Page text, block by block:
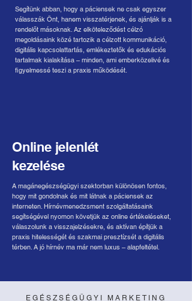
Segítünk abban, hogy a páciensek ne csak egyszer
válasszák Önt, hanem visszatérjenek, és ajánlják is a
rendelőt másoknak. Az elköteleződést célzó
megoldásaink közé tartozik a célzott kommunikáció,
digitális kapcsolattartás, emlékeztetők és edukációs
tartalmak kialakítása – minden, ami emberközelivé és
figyelmessé teszi a praxis működését.
Online jelenlét
kezelése
A magánegészségügyi szektorban különösen fontos,
hogy mit gondolnak és mit látnak a páciensek az
interneten. Hírnévmenedzsment szolgáltatásaink
segítségével nyomon követjük az online értékeléseket,
válaszolunk a visszajelzésekre, és aktívan építjük a
praxis hitelességét és szakmai presztízsét a digitális
térben. A jó hírnév ma már nem luxus – alapfeltétel.
EGÉSZSÉGÜGYI MARKETING